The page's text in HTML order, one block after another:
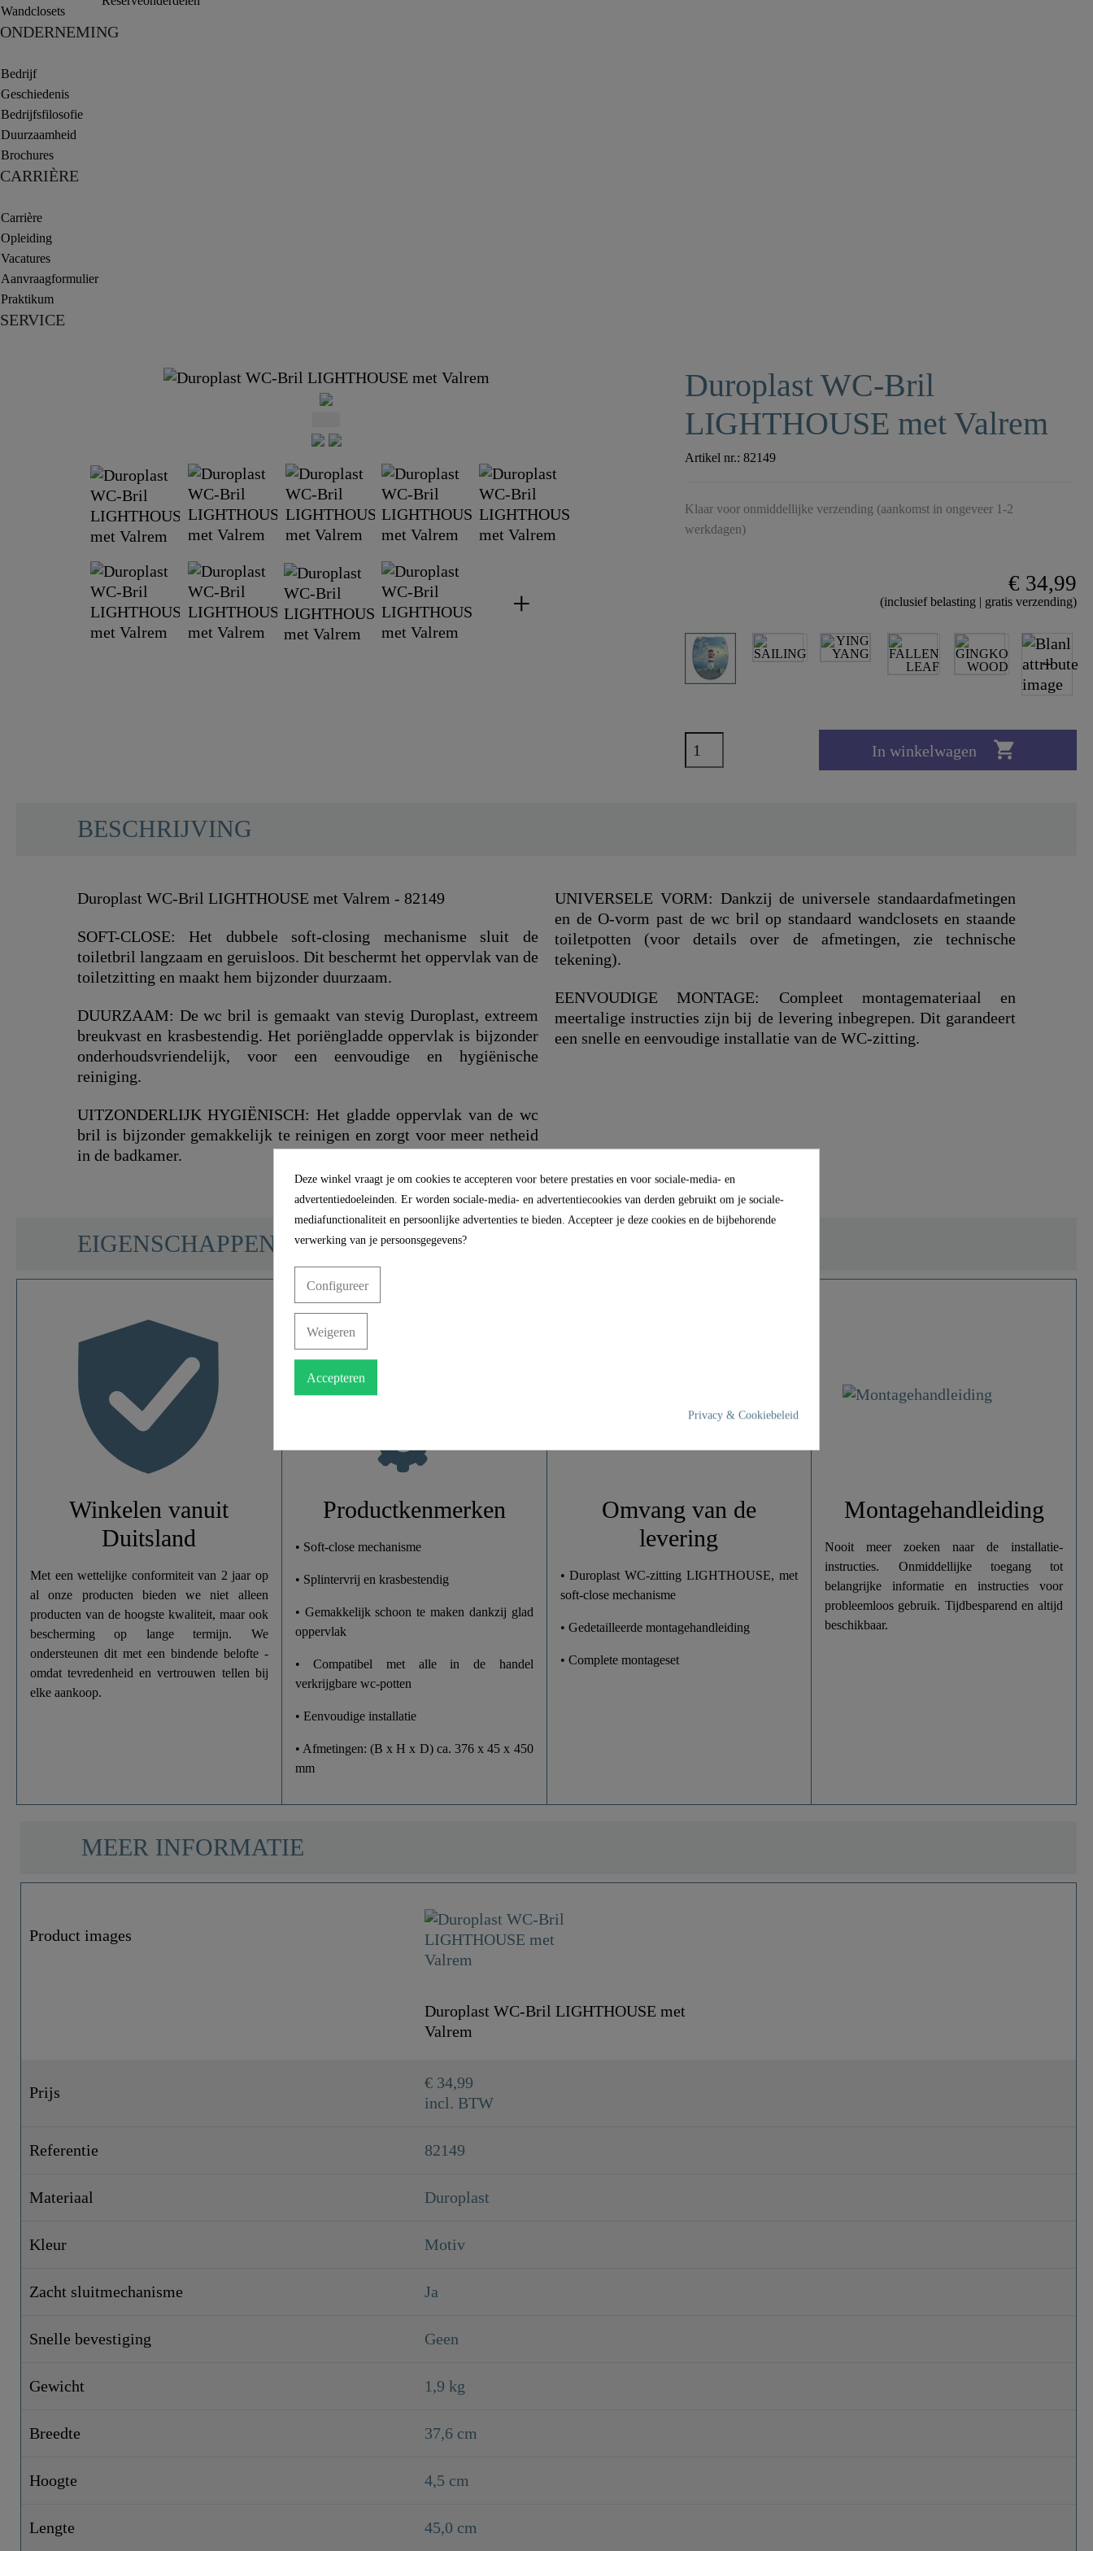
Wandclosets
ONDERNEMING
Bedrijf
Geschiedenis
Bedrijfsfilosofie
Duurzaamheid
Brochures
CARRIÈRE
Carrière
Opleiding
Vacatures
Aanvraagformulier
Praktikum
SERVICE
Duroplast WC-Bril
LIGHTHOUSE met Valrem
Artikel nr.:82149
Klaar voor onmiddellijke verzending (aankomst in ongeveer 1-2
werkdagen)
€ 34,99
(inclusief belasting | gratis verzending)
In winkelwagen 
BESCHRIJVING
Duroplast WC-Bril LIGHTHOUSE met Valrem - 82149
SOFT-CLOSE: Het dubbele soft-closing mechanisme sluit de
toiletbril langzaam en geruisloos. Dit beschermt het oppervlak van de
toiletzitting en maakt hem bijzonder duurzaam.
DUURZAAM: De wc bril is gemaakt van stevig Duroplast, extreem
breukvast en krasbestendig. Het poriëngladde oppervlak is bijzonder
onderhoudsvriendelijk, voor een eenvoudige en hygiënische
reiniging.
UITZONDERLIJK HYGIËNISCH: Het gladde oppervlak van de wc
bril is bijzonder gemakkelijk te reinigen en zorgt voor meer netheid
in de badkamer.
UNIVERSELE VORM: Dankzij de universele standaardafmetingen
en de O-vorm past de wc bril op standaard wandclosets en staande
toiletpotten (voor details over de afmetingen, zie technische
tekening).
EENVOUDIGE MONTAGE: Compleet montagemateriaal en
meertalige instructies zijn bij de levering inbegrepen. Dit garandeert
een snelle en eenvoudige installatie van de WC-zitting.
Zacht Sluitmechanisme
Snelle Bevestiging Geen
Gewicht
Hoogte 4,5 Cm
Lengte 45,0 Cm
EIGENSCHAPPEN
Winkelen vanuit
Duitsland
Met een wettelijke conformiteit van 2 jaar op
al onze producten bieden we niet alleen
producten van de hoogste kwaliteit, maar ook
bescherming op lange termijn. We
ondersteunen dit met een bindende belofte -
omdat tevredenheid en vertrouwen tellen bij
elke aankoop.
Productkenmerken
• Soft-close mechanisme
• Splintervrij en krasbestendig
• Gemakkelijk schoon te maken dankzij glad
oppervlak
• Compatibel met alle in de handel
verkrijgbare wc-potten
• Eenvoudige installatie
• Afmetingen: (B x H x D) ca. 376 x 45 x 450
mm
Omvang van de
levering
• Duroplast WC-zitting LIGHTHOUSE, met
soft-close mechanisme
• Gedetailleerde montagehandleiding
• Complete montageset
Montagehandleiding
Nooit meer zoeken naar de installatie-
instructies. Onmiddellijke toegang tot
belangrijke informatie en instructies voor
probleemloos gebruik. Tijdbesparend en altijd
beschikbaar.
MEER INFORMATIE
Product images
Duroplast WC-Bril LIGHTHOUSE met
Valrem
Prijs
€ 34,99
incl. BTW
Referentie 82149
Materiaal Duroplast
Kleur Motiv
Zacht sluitmechanisme Ja
Snelle bevestiging Geen
Gewicht 1,9 kg
Breedte 37,6 cm
Hoogte 4,5 cm
Lengte 45,0 cm
Deze winkel vraagt je om cookies te accepteren voor betere prestaties en voor sociale-media- en
advertentiedoeleinden. Er worden sociale-media- en advertentiecookies van derden gebruikt om je sociale-
mediafunctionaliteit en persoonlijke advertenties te bieden. Accepteer je deze cookies en de bijbehorende
verwerking van je persoonsgegevens?
Configureer
Weigeren
Accepteren
Privacy & Cookiebeleid